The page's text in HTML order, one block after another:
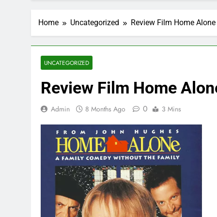
Home Uncategorized Review Film Home Alone
UNCATEGORIZED
Review Film Home
Admin 8 Months Ago 0 3 Mins